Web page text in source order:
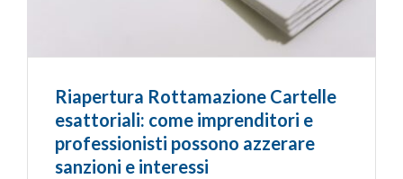
Riapertura Rottamazione Cartelle
esattoriali: come imprenditori e
professionisti possono azzerare
sanzioni e interessi